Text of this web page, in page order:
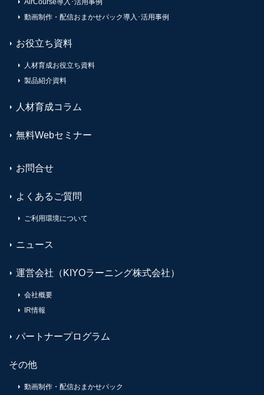
動画制作・配信おまかせパック導入･活用事例
お役立ち資料
人材育成お役立ち資料
製品紹介資料
人材育成コラム
無料Webセミナー
お問合せ
よくあるご質問
ご利用環境について
ニュース
運営会社（KIYOラーニング株式会社）
会社概要
IR情報
パートナープログラム
その他
動画制作・配信おまかせパック